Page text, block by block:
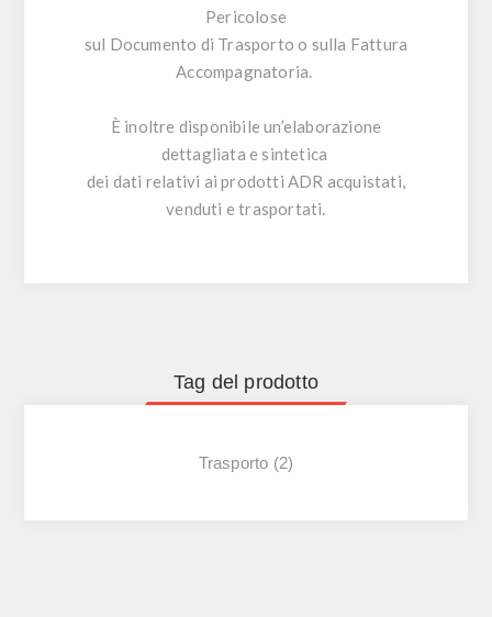
Pericolose
sul Documento di Trasporto o sulla Fattura
Accompagnatoria.
È inoltre disponibile un’elaborazione
dettagliata e sintetica
dei dati relativi ai prodotti ADR acquistati,
venduti e trasportati.
Tag del prodotto
Trasporto (2)